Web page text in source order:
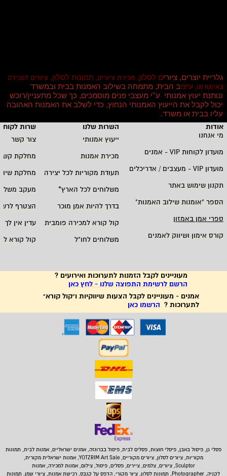
גלריית יוצרים, ציורים לסלון, מכירת ציורים, תמונות לסלון, ציורים למכירה
באינטרנט, עיצוב הבית, מתמחה בשילוב האמנות בבית ובמשרד
ונותנת יעוץ אמנותי ע''י מעצבי פנים מוסמכים, כך שכל מתעניין/רוכש
יכול לקבל את הייעוץ האמנותי הנחוץ, כדי לשלב את האמנות האהובה
עליו בבית או משרד.
פסלי גן, פיסול באבן, פיסלי חוצות, פסלים לבית,פיסול בברונזה, אמנים ישראליים, אמנות לבית, תמונות
מקוריות, ציורים לסלון, ציורים מקוריים, YOTZRIM Art Sale, אמנות ישראלית מקורית,
Sculptor, ציורים, צלמים, ציירים, פסלים, פיסול, צילום, אמנות למכירה, אמנות
לקניה, Photographer, תמונות לסלון, ציור מקורי, הדפס על קנבס, רכישת אמנות, ציורי שמן, תמונות
אודות השרות שלנו
שרות
מי אנחנו
ייעוץ אמנותי
צור קשר
מועדון לקוחותVIP - אמנים מכירת אמנות
מחלקת
מועדון
מעצבים / אדריכלים תעודת מקוריות לכל יצירה
מחלקת
תקנון שימוש באתר
משלוחים לכל הארץ*
מעקב
הספר "אומנות שילוב האמנות" בדרך להיות אמן מוכר
הצטרף
ספרי אמן באמזון
קול קורא למכירה פומבית
עדין אין לך
קורס אימון ושיווק לאמנים
משלוחים לחו"ל קול קורא
מעוניינים לקבל הזמנות לתערוכות ואירועים ?
הרשם לרשימת התפוצה שלנו - לחץ כאן
אמנים - מעוניינים לקבל הצעות שיווקיות ו"קול קורא"
לתערוכות ? הרשמו כאן